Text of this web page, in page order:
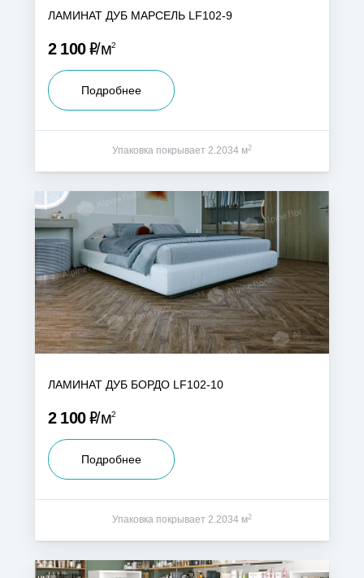
ЛАМИНАТ ДУБ МАРСЕЛЬ LF102-9
2 100Р м2
Подробнее
Упаковка покрывает 2.2034 м2
ЛАМИНАТ ДУБ БОРДО LF102-10
2 100Р м2
Подробнее
Упаковка покрывает 2.2034 м2